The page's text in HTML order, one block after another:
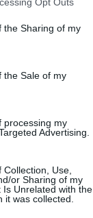
the Sharing of my
the Sale of my
processing my
Advertising.
Use,
or Sharing of my
Is Unrelated with the
it was collected.